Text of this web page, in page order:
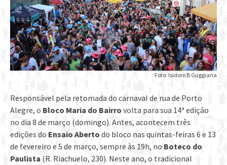
Foto: Isidoro B Guggiana
Responsável pela retomada do carnaval de rua de Porto
Alegre, o Bloco Maria do Bairro volta para sua 14ª edição
no dia 8 de março (domingo). Antes, acontecem três
edições do Ensaio Aberto do bloco nas quintas-feiras 6 e 13
de fevereiro e 5 de março, sempre às 19h, no Boteco do
Paulista (R. Riachuelo, 230). Neste ano, o tradicional